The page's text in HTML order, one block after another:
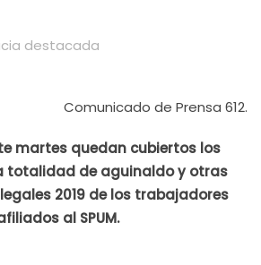
destacada
Comunicado de Prensa 612.
martes quedan cubiertos los
totalidad de aguinaldo y otras
2019 de los trabajadores
al SPUM.